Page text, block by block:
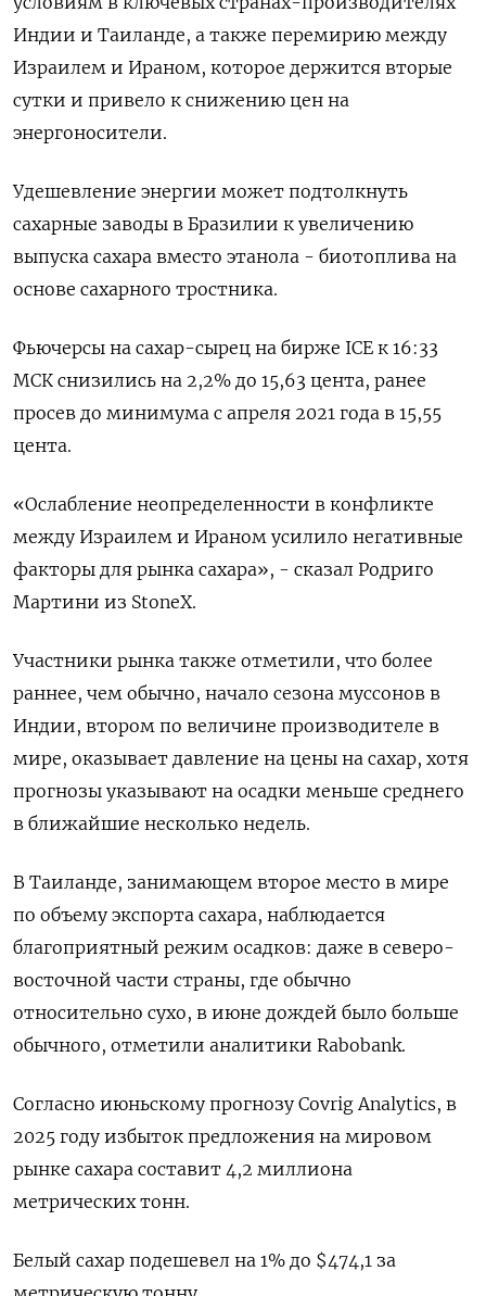
Индии и Таиланде, а также перемирию между
Израилем и Ираном, которое держится вторые
сутки и привело к снижению цен на
энергоносители.
Удешевление энергии может подтолкнуть
сахарные заводы в Бразилии к увеличению
выпуска сахара вместо этанола - биотоплива на
основе сахарного тростника.
Фьючерсы на сахар-сырец на бирже ICE к 16:33
МСК снизились на 2,2% до 15,63 цента, ранее
просев до минимума с апреля 2021 года в 15,55
цента.
«Ослабление неопределенности в конфликте
между Израилем и Ираном усилило негативные
факторы для рынка сахара», - сказал Родриго
Мартини из StoneX.
Участники рынка также отметили, что более
раннее, чем обычно, начало сезона муссонов в
Индии, втором по величине производителе в
мире, оказывает давление на цены на сахар, хотя
прогнозы указывают на осадки меньше среднего
в ближайшие несколько недель.
В Таиланде, занимающем второе место в мире
по объему экспорта сахара, наблюдается
благоприятный режим осадков: даже в северо-
восточной части страны, где обычно
относительно сухо, в июне дождей было больше
обычного, отметили аналитики Rabobank.
Согласно июньскому прогнозу Covrig Analytics, в
2025 году избыток предложения на мировом
рынке сахара составит 4,2 миллиона
метрических тонн.
Белый сахар подешевел на 1% до $474,1 за